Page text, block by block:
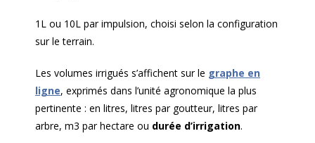
1L ou 10L par impulsion, choisi selon la configuration
sur le terrain.
Les volumes irrigués s’affichent sur le graphe en
ligne, exprimés dans l’unité agronomique la plus
pertinente : en litres, litres par goutteur, litres par
arbre, m3 par hectare ou durée d’irrigation.